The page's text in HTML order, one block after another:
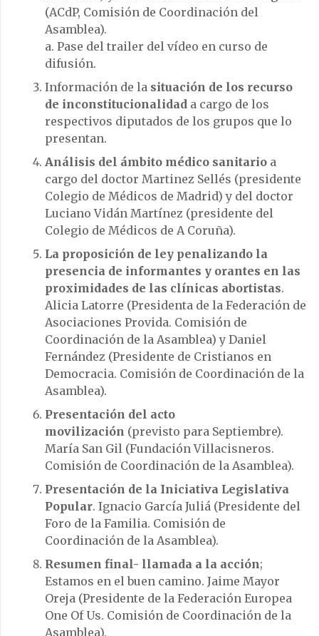
(ACdP, Comisión de Coordinación del
Asamblea).
a. Pase del trailer del vídeo en curso de
difusión.
Información de la situación de los recurso
de inconstitucionalidad a cargo de los
respectivos diputados de los grupos que lo
presentan.
Análisis del ámbito médico sanitario a
cargo del doctor Martinez Sellés (presidente
Colegio de Médicos de Madrid) y del doctor
Luciano Vidán Martínez (presidente del
Colegio de Médicos de A Coruña).
La proposición de ley penalizando la
presencia de informantes y orantes en las
proximidades de las clínicas abortistas.
Alicia Latorre (Presidenta de la Federación de
Asociaciones Provida. Comisión de
Coordinación de la Asamblea) y Daniel
Fernández (Presidente de Cristianos en
Democracia. Comisión de Coordinación de la
Asamblea).
Presentación del acto
movilización (previsto para Septiembre).
María San Gil (Fundación Villacisneros.
Comisión de Coordinación de la Asamblea).
Presentación de la Iniciativa Legislativa
Popular. Ignacio García Juliá (Presidente del
Foro de la Familia. Comisión de
Coordinación de la Asamblea).
Resumen final- llamada a la acción;
Estamos en el buen camino. Jaime Mayor
Oreja (Presidente de la Federación Europea
One Of Us. Comisión de Coordinación de la
Asamblea).